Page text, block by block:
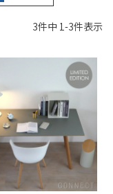
3件中 1 -3件表示